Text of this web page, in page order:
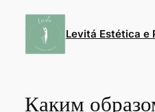
Levitá Estética e
Каким